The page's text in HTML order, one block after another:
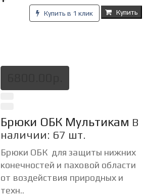
Купить в 1 клик Купить
Брюки ОБК Мультикам В
наличии: 67 шт.
Брюки ОБК для защиты нижних
конечностей и паховой области
от воздействия природных и
техн..